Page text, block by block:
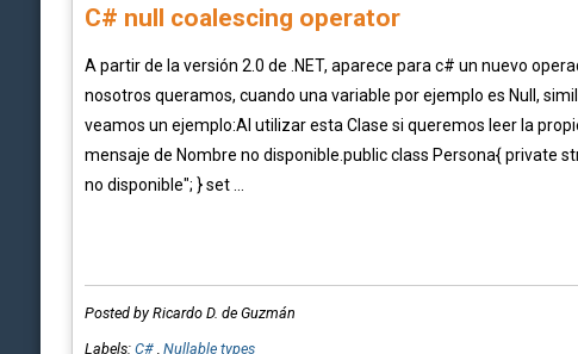
C# null coalescing operator
A partir de la versión 2.0 de .NET, aparece para c# un nuevo
nosotros queramos, cuando una variable por ejemplo es Null,
veamos un ejemplo:Al utilizar esta Clase si queremos leer la
mensaje de Nombre no disponible.public class Persona{ private
no disponible"; } set ...
Posted by Ricardo D. de Guzmán
Labels: C# , Nullable types